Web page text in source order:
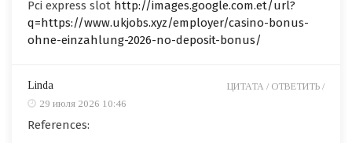
Pci express slot http://images.google.com.et/url?
q=https://www.ukjobs.xyz/employer/casino-bonus-
ohne-einzahlung-2026-no-deposit-bonus/
Linda
29 июля 2026 10:46
References:
ЦИТАТА / ОТВЕТИТЬ /